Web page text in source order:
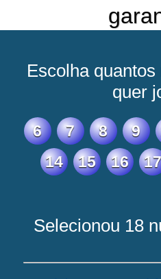
Escolha
quer
6 7 8 9
14
15 16 17
Selecionou 18